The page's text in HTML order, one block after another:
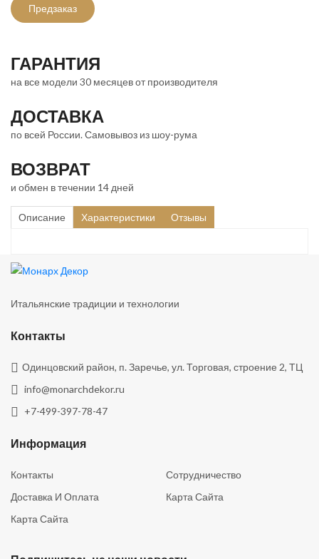
Предзаказ
ГАРАНТИЯ
на все модели 30 месяцев от производителя
ДОСТАВКА
по всей России. Самовывоз из шоу-рума
ВОЗВРАТ
и обмен в течении 14 дней
Описание Характеристики Отзывы
Итальянские традиции и технологии
Контакты
Одинцовский район, п. Заречье, ул. Торговая, строение 2, ТЦ
info@monarchdekor.ru
+7-499-397-78-47
Информация
Контакты
Сотрудничество
Доставка И Оплата
Карта Сайта
Карта Сайта